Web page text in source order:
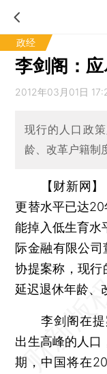
政经
李剑阁：
2012年03月01日
现行的人口政
龄、改革户籍制
【财新网
更替水平已达
能掉入低生育水
际金融有限公司
协提案称，现行
延迟退休年龄、
李剑阁在提
出生高峰的人口
期，中国将在